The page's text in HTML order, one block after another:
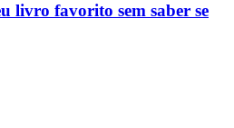
livro favorito sem saber se